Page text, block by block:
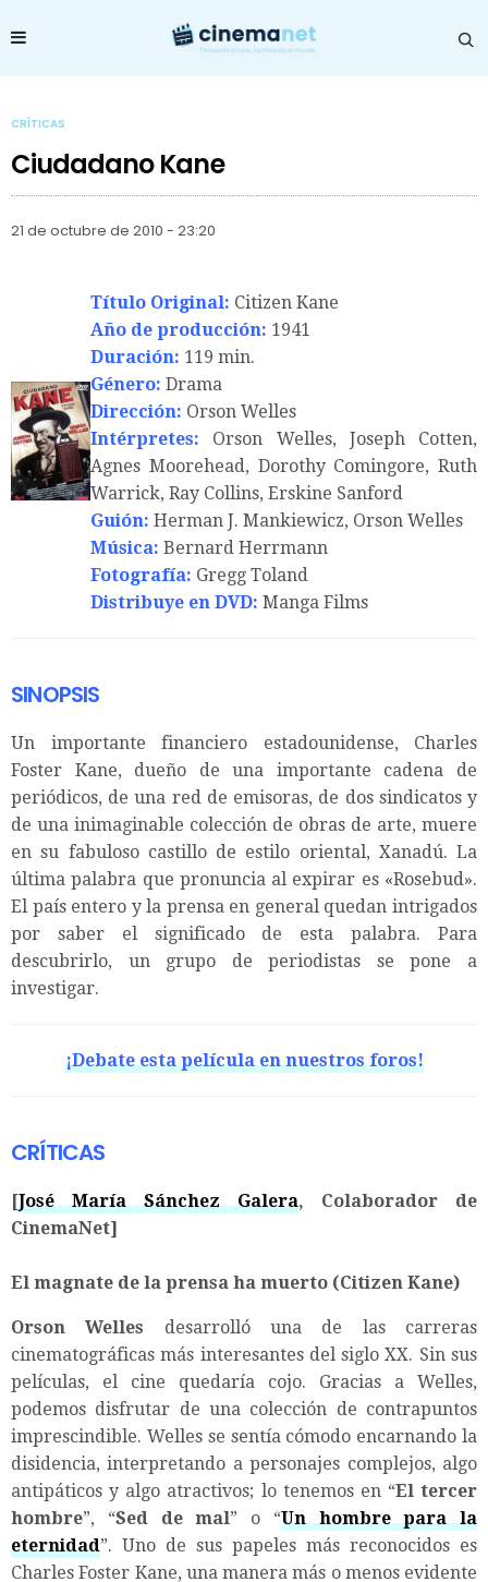
CRÍTICAS
Ciudadano Kane
21 de octubre de 2010 - 23:20
Título Original: Citizen Kane
Año de producción: 1941
Duración: 119 min.
Género: Drama
Dirección: Orson Welles
Intérpretes: Orson Welles, Joseph Cotten,
Agnes Moorehead, Dorothy Comingore, Ruth
Warrick, Ray Collins, Erskine Sanford
Guión: Herman J. Mankiewicz, Orson Welles
Música: Bernard Herrmann
Fotografía: Gregg Toland
Distribuye en DVD: Manga Films
SINOPSIS
Un importante financiero estadounidense, Charles
Foster Kane, dueño de una importante cadena de
periódicos, de una red de emisoras, de dos sindicatos y
de una inimaginable colección de obras de arte, muere
en su fabuloso castillo de estilo oriental, Xanadú. La
última palabra que pronuncia al expirar es «Rosebud».
El país entero y la prensa en general quedan intrigados
por saber el significado de esta palabra. Para
descubrirlo, un grupo de periodistas se pone a
investigar.
¡Debate esta película en nuestros foros!
CRÍTICAS
[José María Sánchez Galera, Colaborador de
CinemaNet]
El magnate de la prensa ha muerto (Citizen Kane)
Orson Welles desarrolló una de las carreras
cinematográficas más interesantes del siglo XX. Sin sus
películas, el cine quedaría cojo. Gracias a Welles,
podemos disfrutar de una colección de contrapuntos
imprescindible. Welles se sentía cómodo encarnando la
disidencia, interpretando a personajes complejos, algo
antipáticos y algo atractivos; lo tenemos en “El tercer
hombre”, “Sed de mal” o “Un hombre para la
eternidad”. Uno de sus papeles más reconocidos es
Charles Foster Kane, una manera más o menos evidente